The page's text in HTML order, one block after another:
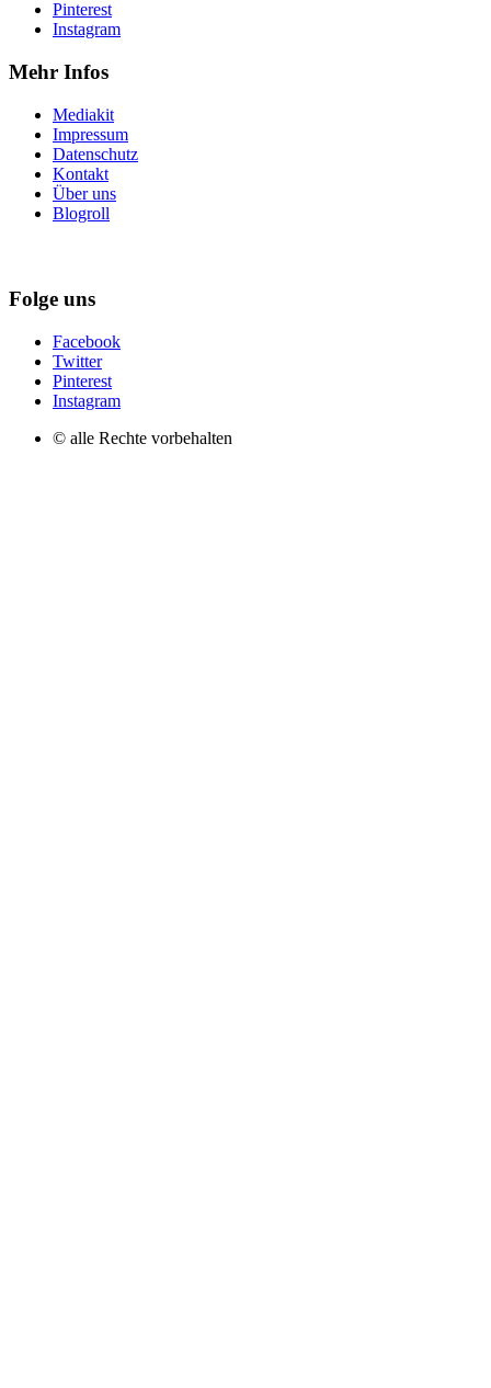
Pinterest
Instagram
Mehr Infos
Mediakit
Impressum
Datenschutz
Kontakt
Über uns
Blogroll
Folge uns
Facebook
Twitter
Pinterest
Instagram
© alle Rechte vorbehalten